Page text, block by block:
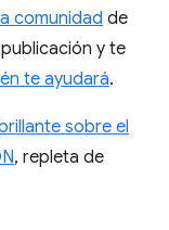
comunidad de
y te
te ayudará.
sobre el
, repleta de